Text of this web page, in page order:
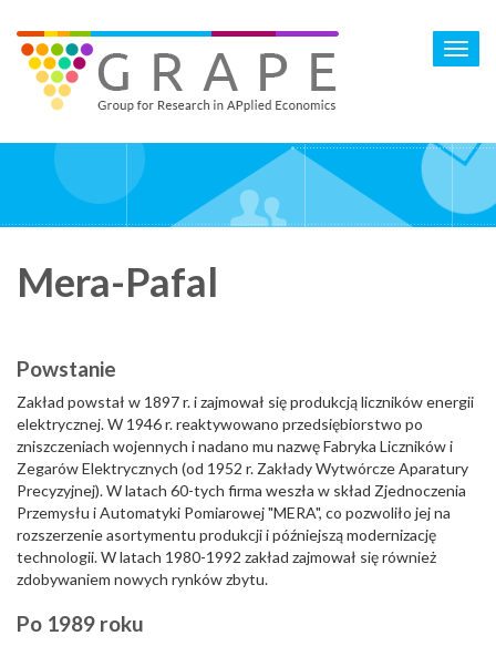
main
content
Mera-Pafal
Powstanie
Zakład powstał w 1897 r. i zajmował się produkcją liczników energii
elektrycznej. W 1946 r. reaktywowano przedsiębiorstwo po
zniszczeniach wojennych i nadano mu nazwę Fabryka Liczników i
Zegarów Elektrycznych (od 1952 r. Zakłady Wytwórcze Aparatury
Precyzyjnej). W latach 60-tych firma weszła w skład Zjednoczenia
Przemysłu i Automatyki Pomiarowej "MERA", co pozwoliło jej na
rozszerzenie asortymentu produkcji i późniejszą modernizację
technologii. W latach 1980-1992 zakład zajmował się również
zdobywaniem nowych rynków zbytu.
Po 1989 roku